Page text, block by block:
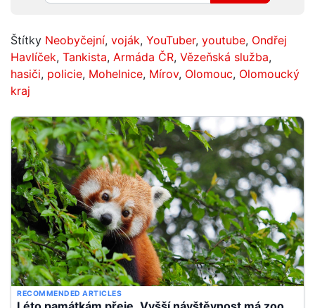
Štítky Neobyčejní, voják, YouTuber, youtube, Ondřej
Havlíček, Tankista, Armáda ČR, Vězeňská služba,
hasiči, policie, Mohelnice, Mírov, Olomouc, Olomoucký
kraj